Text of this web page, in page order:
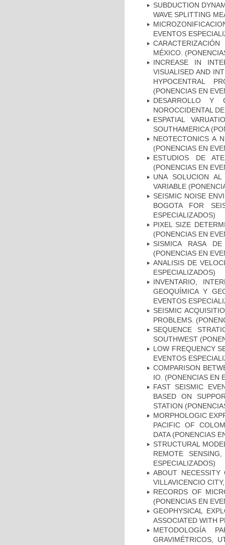
SUBDUCTION
WAVE SPLITTING
EVENTOS
MÉXICO.
INCREASE IN
VISUALISED AND
HYPOCENTRAL
(PONENCIAS EN
DESARROLLO Y
NOROCCIDENTAL
ESPATIAL
SOUTHAMERICA
NEOTECTONICS A
(PONENCIAS EN
ESTUDIOS DE
(PONENCIAS EN
UNA SOLUCION AL
VARIABLE
SEISMIC NOISE
BOGOTA FOR
ESPECIALIZADOS)
PIXEL SIZE
(PONENCIAS EN
SISMICA RASA
(PONENCIAS EN
ANALISIS DE
ESPECIALIZADOS)
INVENTARIO,
GEOQUÍMICA Y
EVENTOS
SEISMIC
PROBLEMS.
SEQUENCE
SOUTHWEST
LOW FREQUENCY
EVENTOS
COMPARISON
IO. (PONENCIAS EN
FAST SEISMIC
BASED ON
STATION
MORPHOLOGIC
PACIFIC OF
DATA (PONENCIAS
STRUCTURAL
REMOTE
ESPECIALIZADOS)
ABOUT
VILLAVICENCIO
RECORDS OF
(PONENCIAS EN
GEOPHYSICAL
ASSOCIATED WITH
METODOLOGÍA
GRAVIMÉTRICOS,